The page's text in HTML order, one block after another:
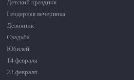
Детский праздник
Гендерная вечеринка
Девичник
Свадьба
Юбилей
14 февраля
23 февраля